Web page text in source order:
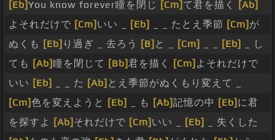
[Eb]You know forever瞳を閉じ [Cm] て君を描く
[Ab]
よそれだけで [Cm] いい _ [Eb] _ _ たとえ季節 [Cm] が
ぬくも [Eb] り過ぎ _ 去ろう [B] と _ [Cm] [Eb]
_ し
ても [Ab]瞳を閉じて [Bb]君を描く [Cm] よそれだけで
いい [Eb] _ _ た [Ab] とえ季節がぬくもり変えて _
[Cm]色を変えようと [Eb] _ も [Ab]記憶の中 [Eb] に君
を探すよ
[Ab] それだけで [Cm] いい _ [Eb]
_ 失くした